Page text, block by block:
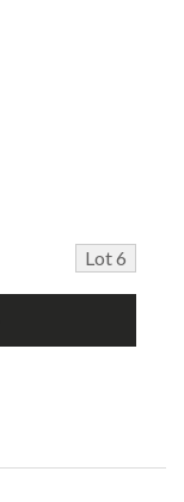
Lot 6